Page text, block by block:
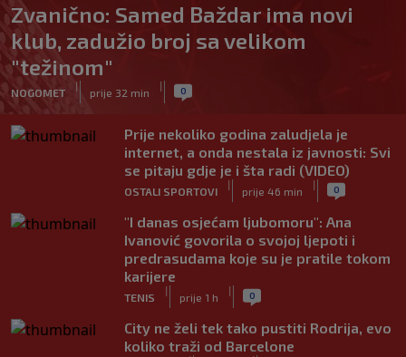
Zvanično: Samed Baždar ima novi
klub, zadužio broj sa velikom
"težinom"
NOGOMET
|
prije 32 min
| 0
Prije nekoliko godina zaludjela je
internet, a onda nestala iz javnosti: Svi
se pitaju gdje je i šta radi (VIDEO)
OSTALI SPORTOVI
|
prije 46 min
| 0
"I danas osjećam ljubomoru": Ana
Ivanović govorila o svojoj ljepoti i
predrasudama koje su je pratile tokom
karijere
TENIS
|
prije 1 h
| 0
City ne želi tek tako pustiti Rodrija, evo
koliko traži od Barcelone